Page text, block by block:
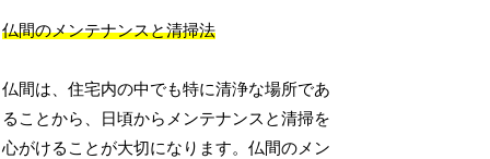
仏間のメンテナンスと清掃法
仏間は、住宅内の中でも特に清浄な場所であ
ることから、日頃からメンテナンスと清掃を
心がけることが大切になります。仏間のメン